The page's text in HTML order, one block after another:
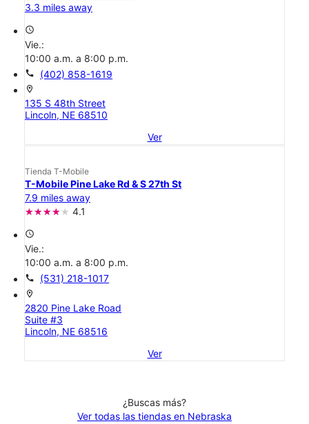
3.3 miles away
access_time
Vie.:
10:00 a.m. a 8:00 p.m.
call (402) 858-1619
location_on
135 S 48th Street
Lincoln, NE 68510
Ver
Tienda T-Mobile
T-Mobile Pine Lake Rd & S 27th St
7.9 miles away
4.1
access_time
Vie.:
10:00 a.m. a 8:00 p.m.
call (531) 218-1017
location_on
2820 Pine Lake Road
Suite #3
Lincoln, NE 68516
Ver
¿Buscas más?
Ver todas las tiendas en Nebraska